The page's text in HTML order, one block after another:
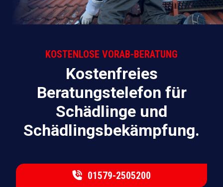
KOSTENLOSE VORAB-BERATUNG
Kostenfreies
Beratungstelefon für
Schädlinge und
Schädlingsbekämpfung.
01579-2505200